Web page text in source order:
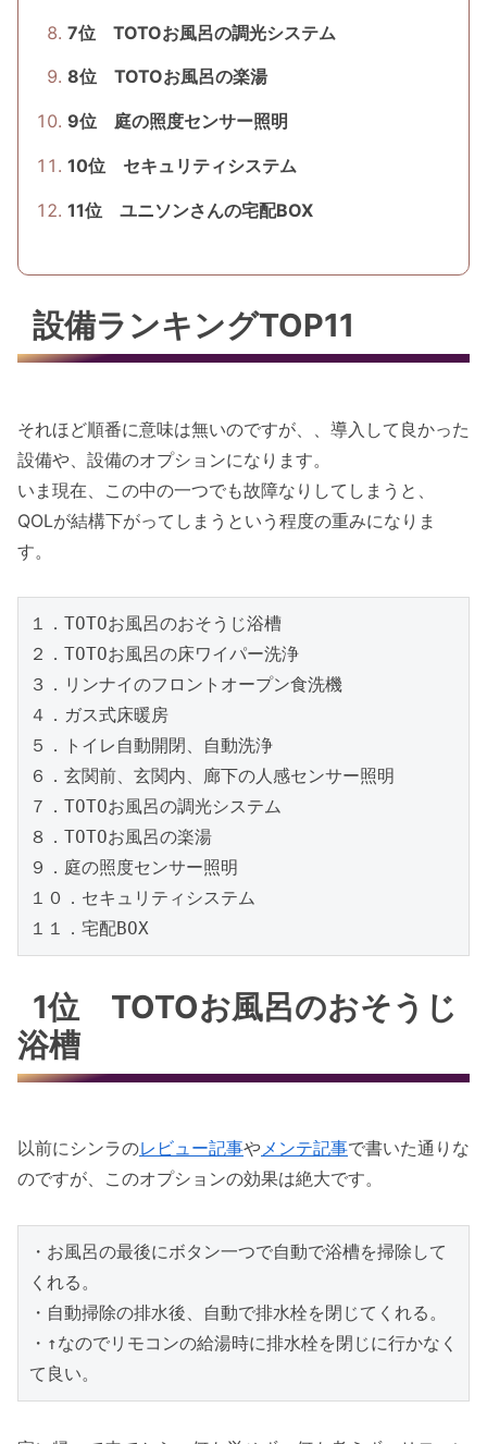
7位 TOTOお風呂の調光システム
8位 TOTOお風呂の楽湯
9位 庭の照度センサー照明
10位 セキュリティシステム
11位 ユニソンさんの宅配BOX
設備ランキングTOP11
それほど順番に意味は無いのですが、、導入して良かった
設備や、設備のオプションになります。
いま現在、この中の一つでも故障なりしてしまうと、
QOLが結構下がってしまうという程度の重みになりま
す。
１．TOTOお風呂のおそうじ浴槽
２．TOTOお風呂の床ワイパー洗浄
３．リンナイのフロントオープン食洗機
４．ガス式床暖房
５．トイレ自動開閉、自動洗浄
６．玄関前、玄関内、廊下の人感センサー照明
７．TOTOお風呂の調光システム
８．TOTOお風呂の楽湯
９．庭の照度センサー照明
１０．セキュリティシステム
１１．宅配BOX
1位 TOTOお風呂のおそうじ
浴槽
以前にシンラのレビュー記事やメンテ記事で書いた通りな
のですが、このオプションの効果は絶大です。
・お風呂の最後にボタン一つで自動で浴槽を掃除して
くれる。
・自動掃除の排水後、自動で排水栓を閉じてくれる。
・↑なのでリモコンの給湯時に排水栓を閉じに行かなく
て良い。